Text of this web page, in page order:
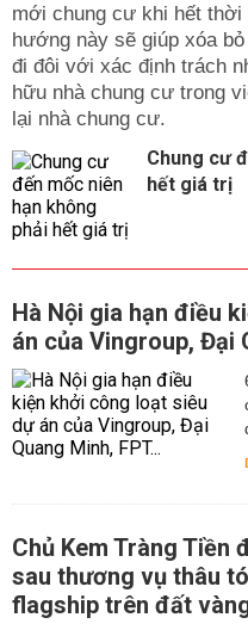
mới chung cư khi hết thời
hướng này sẽ giúp xóa
đi đôi với xác định trách
hữu nhà chung cư trong
lại nhà chung cư.
Chung cư
hết giá trị
Hà Nội gia hạn điều
án của Vingroup, Đại
Chủ Kem Tràng Tiền
sau thương vụ thâu
flagship trên đất